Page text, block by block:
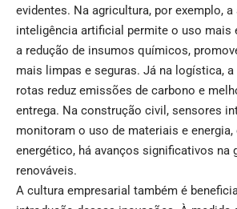
evidentes. Na agricultura, por exemplo,
inteligência artificial permite o uso mais
a redução de insumos químicos,
mais limpas e seguras. Já na logística,
rotas reduz emissões de carbono e
entrega. Na construção civil, sensores
monitoram o uso de materiais e
energético, há avanços significativos na
renováveis.
A cultura empresarial também é